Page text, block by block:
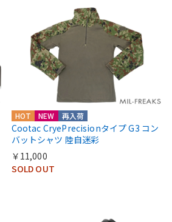
HOT NEW 再入荷
Cootac CryePrecisionタイプ G3 コン
バットシャツ 陸自迷彩
￥11,000
SOLD OUT